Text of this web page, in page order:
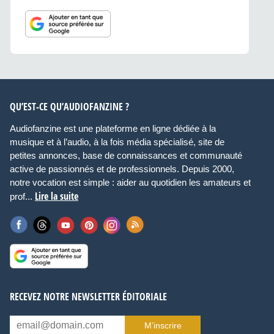
QU’EST-CE QU’AUDIOFANZINE ?
Audiofanzine est une plateforme en ligne dédiée à la
musique et à l’audio, à la fois média spécialisé, site de
petites annonces, base de connaissances et communauté
active de passionnés et de professionnels. Depuis 2000,
notre vocation est simple : aider au quotidien les amateurs et
prof... Lire la suite
RECEVEZ NOTRE NEWSLETTER ÉDITORIALE
M’inscrire